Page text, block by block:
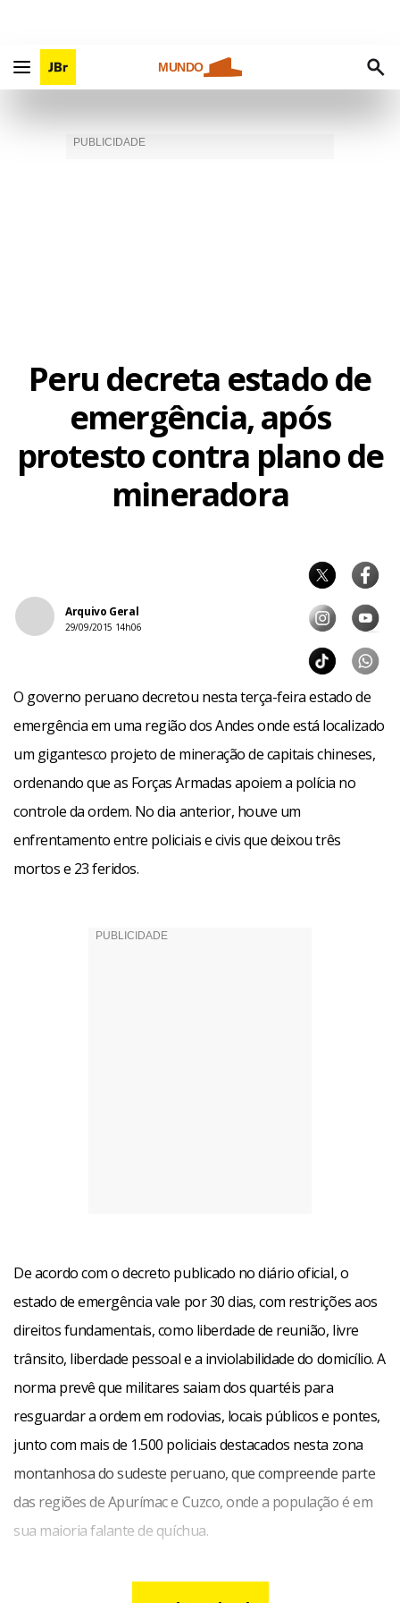
MUNDO
Peru decreta estado de
emergência, após
protesto contra plano de
mineradora
Arquivo Geral
29/09/2015 14h06
O governo peruano decretou nesta terça-feira estado de
emergência em uma região dos Andes onde está localizado
um gigantesco projeto de mineração de capitais chineses,
ordenando que as Forças Armadas apoiem a polícia no
controle da ordem. No dia anterior, houve um
enfrentamento entre policiais e civis que deixou três
mortos e 23 feridos.
De acordo com o decreto publicado no diário oficial, o
estado de emergência vale por 30 dias, com restrições aos
direitos fundamentais, como liberdade de reunião, livre
trânsito, liberdade pessoal e a inviolabilidade do domicílio. A
norma prevê que militares saiam dos quartéis para
resguardar a ordem em rodovias, locais públicos e pontes,
junto com mais de 1.500 policiais destacados nesta zona
montanhosa do sudeste peruano, que compreende parte
das regiões de Apurímac e Cuzco, onde a população é em
sua maioria falante de quíchua.
Mais de mil peruanos protestaram na segunda-feira